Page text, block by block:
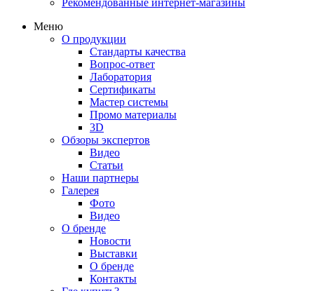
Рекомендованные интернет-магазины
Меню
О продукции
Стандарты качества
Вопрос-ответ
Лаборатория
Сертификаты
Мастер системы
Промо материалы
3D
Обзоры экспертов
Видео
Статьи
Наши партнеры
Галерея
Фото
Видео
О бренде
Новости
Выставки
О бренде
Контакты